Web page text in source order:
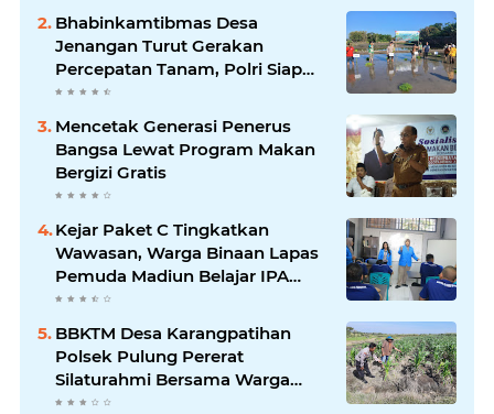
Bhabinkamtibmas Desa
Jenangan Turut Gerakan
Percepatan Tanam, Polri Siap
Kawal Swasembada Pangan
Mencetak Generasi Penerus
Bangsa Lewat Program Makan
Bergizi Gratis
Kejar Paket C Tingkatkan
Wawasan, Warga Binaan Lapas
Pemuda Madiun Belajar IPA
Bersama Mahasiswa UNIPMA
BBKTM Desa Karangpatihan
Polsek Pulung Pererat
Silaturahmi Bersama Warga
Wujudkan Kamtibmas yang